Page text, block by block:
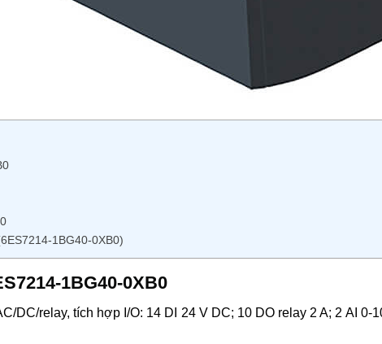
1BG40-0XB0)
1BG40-0XB0
DC/relay, tích hợp I/O: 14 DI 24 V DC; 10 DO relay 2 A; 2 AI